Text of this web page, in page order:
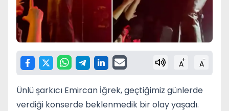
A+ A-
Ünlü şarkıcı Emircan İğrek, geçtiğimiz günlerde
verdiği konserde beklenmedik bir olay yaşadı.